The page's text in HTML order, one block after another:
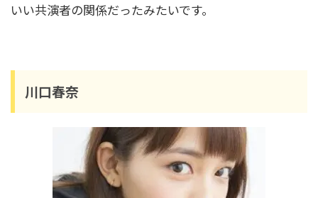
いい共演者の関係だったみたいです。
川口春奈